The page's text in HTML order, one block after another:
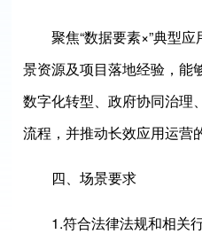
聚焦“数据要素×”典型应
景资源及项目落地经验，能
数字化转型、政府协同治理
流程，并推动长效应用运营
四、场景要求
1.符合法律法规和相关